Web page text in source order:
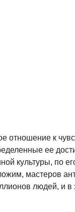
отношение к
ее
культуры, по
мастеров
людей, и